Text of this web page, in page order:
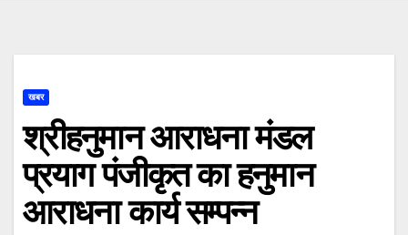
खबर
श्रीहनुमान आराधना मंडल
प्रयाग पंजीकृत का हनुमान
आराधना कार्य सम्पन्न